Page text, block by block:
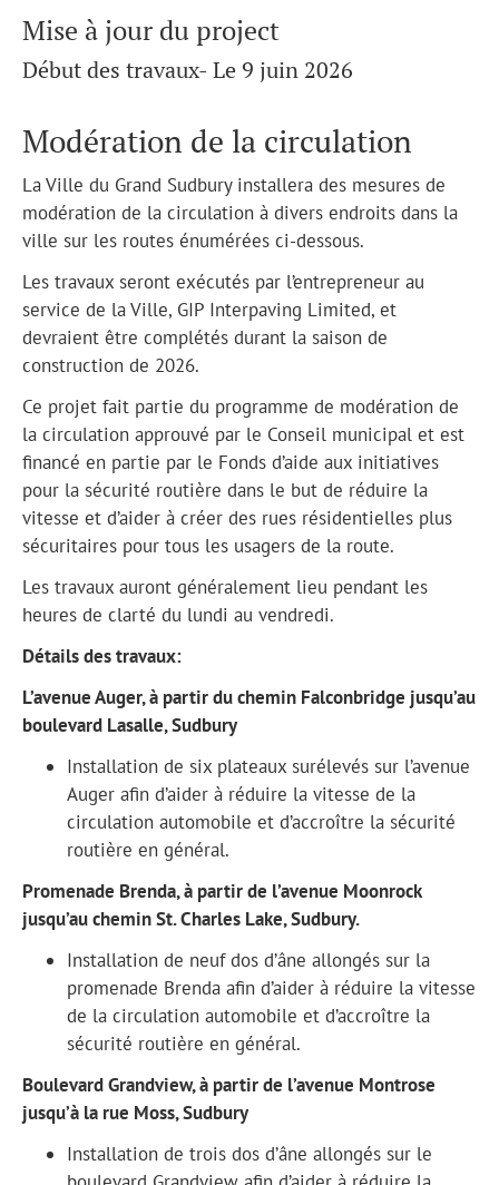
Mise à jour du project
Début des travaux- Le 9 juin 2026
Modération de la circulation
La Ville du Grand Sudbury installera des mesures de
modération de la circulation à divers endroits dans la
ville sur les routes énumérées ci-dessous.
Les travaux seront exécutés par l’entrepreneur au
service de la Ville, GIP Interpaving Limited, et
devraient être complétés durant la saison de
construction de 2026.
Ce projet fait partie du programme de modération de
la circulation approuvé par le Conseil municipal et est
financé en partie par le Fonds d’aide aux initiatives
pour la sécurité routière dans le but de réduire la
vitesse et d’aider à créer des rues résidentielles plus
sécuritaires pour tous les usagers de la route.
Les travaux auront généralement lieu pendant les
heures de clarté du lundi au vendredi.
Détails des travaux:
L’avenue Auger, à partir du chemin Falconbridge jusqu’au
boulevard Lasalle, Sudbury
Installation de six plateaux surélevés sur l’avenue
Auger afin d’aider à réduire la vitesse de la
circulation automobile et d’accroître la sécurité
routière en général.
Promenade Brenda, à partir de l’avenue Moonrock
jusqu’au chemin St. Charles Lake, Sudbury.
Installation de neuf dos d’âne allongés sur la
promenade Brenda afin d’aider à réduire la vitesse
de la circulation automobile et d’accroître la
sécurité routière en général.
Boulevard Grandview, à partir de l’avenue Montrose
jusqu’à la rue Moss, Sudbury
Installation de trois dos d’âne allongés sur le